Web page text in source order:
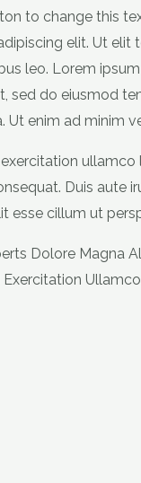
to change this
elit. Ut elit
leo. Lorem
sed do eiusmod
Ut enim ad minim
ullamco
Duis aute
esse cillum ut
Dolore Magna